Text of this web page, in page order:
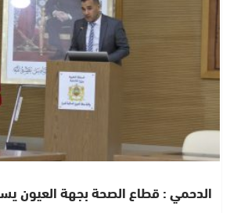
الدحمي : قطاع الصحة بجهة العيون